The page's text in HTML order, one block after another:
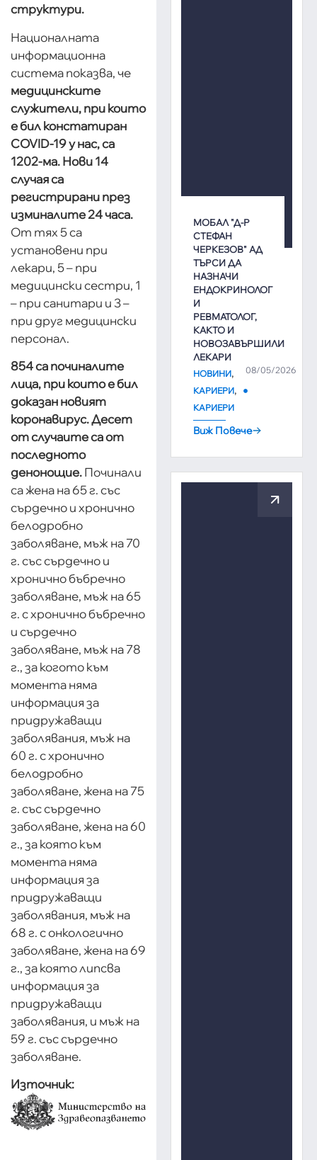
структури.
Националната
информационна
система показва, че
медицинските
служители, при които
е бил констатиран
COVID-19 у нас, са
1202-ма. Нови 14
случая са
регистрирани през
изминалите 24 часа.
От тях 5 са
установени при
лекари, 5 – при
медицински сестри, 1
– при санитари и 3 –
при друг медицински
персонал.
854 са починалите
лица, при които е бил
доказан новият
коронавирус. Десет
от случаите са от
последното
денонощие.Починали
са жена на 65 г. със
сърдечно и хронично
белодробно
заболяване, мъж на 70
г. със сърдечно и
хронично бъбречно
заболяване, мъж на 65
г. с хронично бъбречно
и сърдечно
заболяване, мъж на 78
г., за когото към
момента няма
информация за
придружаващи
заболявания, мъж на
60 г. с хронично
белодробно
заболяване, жена на 75
г. със сърдечно
заболяване, жена на 60
г., за която към
момента няма
информация за
придружаващи
заболявания, мъж на
68 г. с онкологично
заболяване, жена на 69
г., за която липсва
информация за
придружаващи
заболявания, и мъж на
59 г. със сърдечно
заболяване.
Източник:
МОБАЛ "Д-Р
СТЕФАН
ЧЕРКЕЗОВ" АД
ТЪРСИ ДА
НАЗНАЧИ
ЕНДОКРИНОЛОГ
И
РЕВМАТОЛОГ,
КАКТО И
НОВОЗАВЪРШИЛИ
ЛЕКАРИ
08/05/2026
НОВИНИ,
КАРИЕРИ,
КАРИЕРИ
Виж Повече